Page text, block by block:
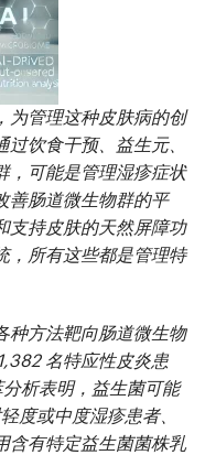
为管理这种皮肤病的创
饮食干预、益生元、
，可能是管理湿疹症状
善肠道微生物群的平
支持皮肤的天然屏障功
，所有这些都是管理特
种方法靶向肠道微生物
名特应性皮炎患
析表明，益生菌可能
度或中度湿疹患者、
含有特定益生菌菌株乳